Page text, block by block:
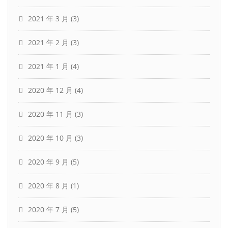
2021 年 3 月 (3)
2021 年 2 月 (3)
2021 年 1 月 (4)
2020 年 12 月 (4)
2020 年 11 月 (3)
2020 年 10 月 (3)
2020 年 9 月 (5)
2020 年 8 月 (1)
2020 年 7 月 (5)